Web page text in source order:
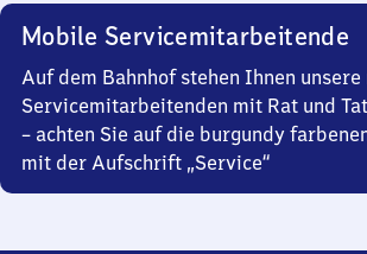
Mobile Servicemitarbeitende
Auf dem Bahnhof stehen Ihnen
Servicemitarbeitenden mit Rat und
– achten Sie auf die burgundy
mit der Aufschrift „Service“